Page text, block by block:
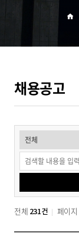
채용공고
채
용
공
고
검
전체 231건 페이지